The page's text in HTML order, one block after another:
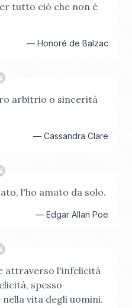
tutto ciò che non è
— Honoré de Balzac
arbitrio o sincerità
— Cassandra Clare
l'ho amato da solo.
— Edgar Allan Poe
attraverso l'infelicità
spesso
vita degli uomini.